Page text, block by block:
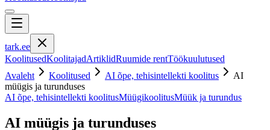
tark.ee
KoolitusedKoolitajadArtiklidRuumide rentTöökuulutused
Avaleht
Koolitused AI õpe, tehisintellekti koolitus
AI
müügis ja turunduses
AI õpe, tehisintellekti koolitusMüügikoolitusMüük ja turundus
AI müügis ja turunduses